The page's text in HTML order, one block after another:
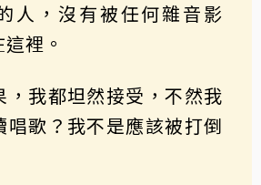
人，沒有被任何雜音影
裡。
，我都坦然接受，不然我
唱歌？我不是應該被打倒